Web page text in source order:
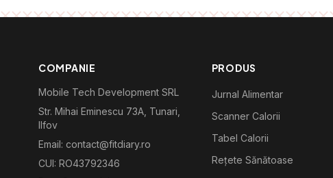
COMPANIE
Mobile Tech Development SRL
Str. Mihai Eminescu 73A, Tunari,
Ilfov
Email: contact@fitdiary.ro
CUI: RO43792346
PRODUS
Jurnal Alimentar
Scanner Calorii
Tabel Calorii
Rețete Sănătoase